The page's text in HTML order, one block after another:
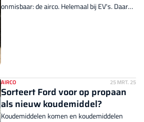
onmisbaar: de airco. Helemaal bij EV's. Daar
houdt hij niet alleen het interieur koel, ook de
wel, gelukkig. AMT-lezers aan het woord over
aircoservice in hun bedrijf.
AIRCO 25 MRT. 25
Sorteert Ford voor op propaan
als nieuw koudemiddel?
Koudemiddelen komen en koudemiddelen